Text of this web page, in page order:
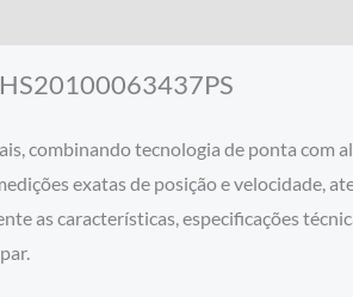
combinando tecnologia de ponta com
exatas de posição e velocidade,
as características, especificações